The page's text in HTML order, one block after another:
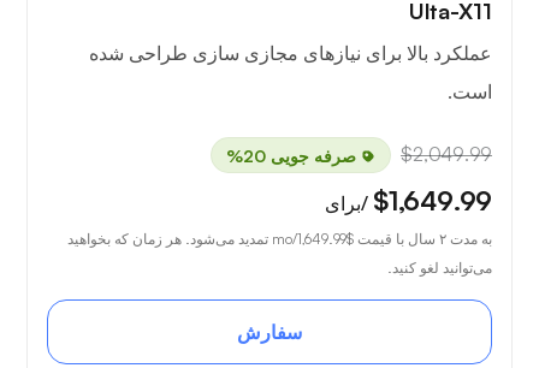
Ulta-X11
عملکرد بالا برای نیازهای مجازی سازی طراحی شده
است.
$2,049.99 صرفه جویی 20%
$1,649.99 /برای
به مدت ۲ سال با قیمت $1,649.99
/mo تمدید می‌شود. هر زمان که بخواهید
می‌توانید لغو کنید.
سفارش